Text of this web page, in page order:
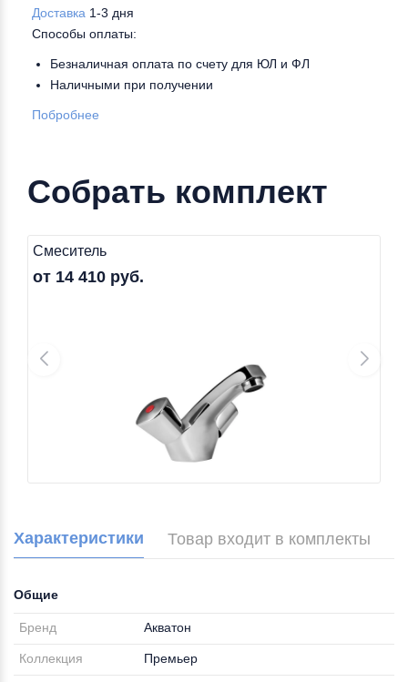
Доставка 1-3 дня
Способы оплаты:
Безналичная оплата по счету для ЮЛ и ФЛ
Наличными при получении
Побробнее
Собрать комплект
Смеситель
от 14 410 руб.
Характеристики Товар входит в комплекты
Общие
Бренд Акватон
Коллекция Премьер